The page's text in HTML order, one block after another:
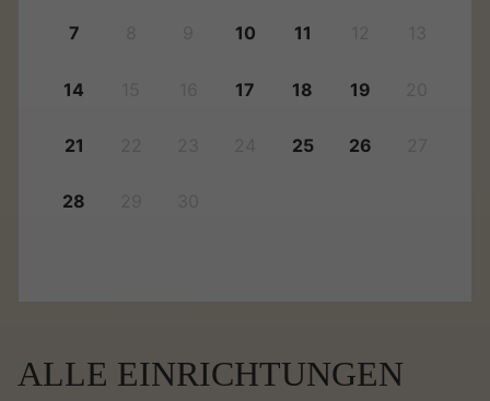
7 10 11
14 17 18 19
21 25 26
28
ALLE EINRICHTUNGEN